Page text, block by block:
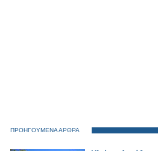
ΠΡΟΗΓΟΥΜΕΝΑ ΑΡΘΡΑ